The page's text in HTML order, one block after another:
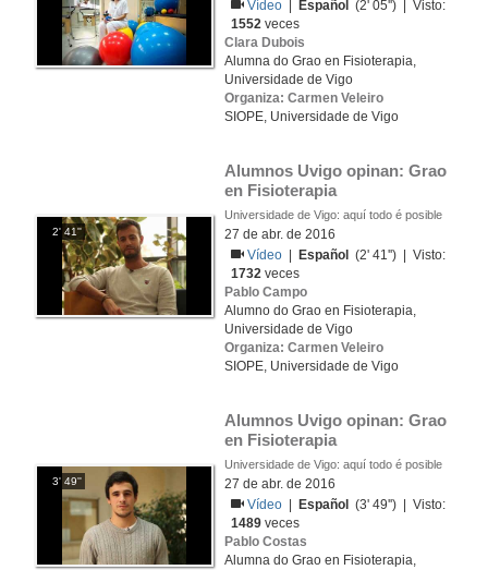
Vídeo Español
(2' 05'') | Visto:
1552 veces
Clara Dubois
Alumna do Grao en Fisioterapia,
Universidade de Vigo
Organiza: Carmen Veleiro
SIOPE, Universidade de Vigo
2' 41''
Alumnos Uvigo opinan: Grao
en Fisioterapia
Universidade de Vigo: aquí todo é posible
27 de abr. de 2016
Vídeo
Español
(2' 41'') | Visto:
1732 veces
Pablo Campo
Alumno do Grao en Fisioterapia,
Universidade de Vigo
Organiza: Carmen Veleiro
SIOPE, Universidade de Vigo
3' 49''
Alumnos Uvigo opinan: Grao
en Fisioterapia
Universidade de Vigo: aquí todo é posible
27 de abr. de 2016
Vídeo
Español
(3' 49'') | Visto:
1489 veces
Pablo Costas
Alumna do Grao en Fisioterapia,